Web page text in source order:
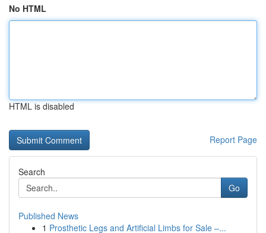
No HTML
HTML is disabled
Report Page
Search
Go
Published News
1 Prosthetic Legs and Artificial Limbs for Sale –...